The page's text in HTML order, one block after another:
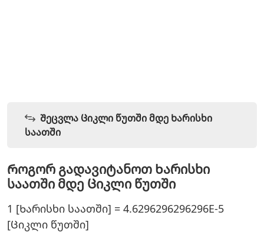
Შეცვლა Ციკლი წუთში მდე Ხარისხი
საათში
Როგორ გადავიტანოთ Ხარისხი
საათში მდე Ციკლი წუთში
1 [Ხარისხი საათში] = 4.6296296296296E-5
[Ციკლი წუთში]